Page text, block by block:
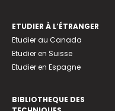
ETUDIER À L’ÉTRANGER
Etudier au Canada
Etudier en Suisse
Etudier en Espagne
BIBLIOTHEQUE DES